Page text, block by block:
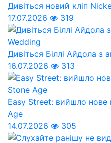
Дивіться новий кліп
17.07.2026
319
Дивіться Біллі Айдола з
16.07.2026
313
Easy Street: вийшло нове
Age
14.07.2026
305